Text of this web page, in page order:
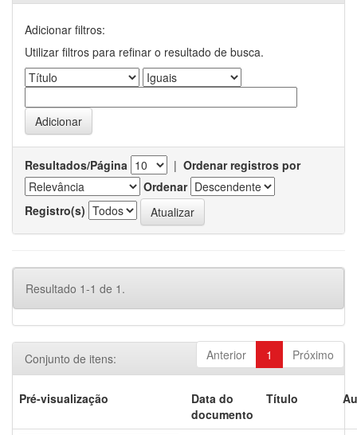
Adicionar filtros:
Utilizar filtros para refinar o resultado de busca.
Resultados/Página | Ordenar registros por
Ordenar
Registro(s)
Resultado 1-1 de 1.
Anterior 1 Próximo
Conjunto de itens:
Pré-visualização
Data do
documento
Título